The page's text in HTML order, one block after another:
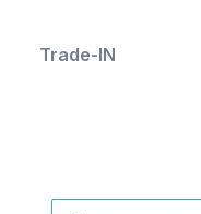
Trade-IN